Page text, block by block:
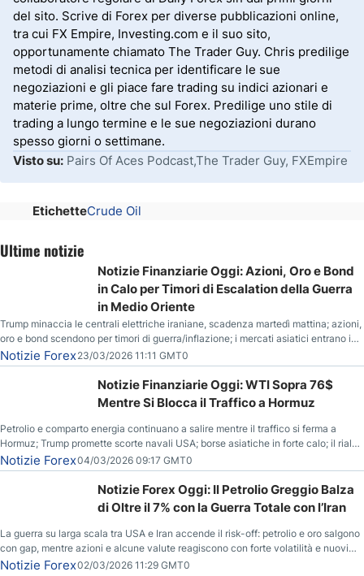
del sito. Scrive di Forex per diverse pubblicazioni online,
tra cui FX Empire, Investing.com e il suo sito,
opportunamente chiamato The Trader Guy. Chris predilige
metodi di analisi tecnica per identificare le sue
negoziazioni e gli piace fare trading su indici azionari e
materie prime, oltre che sul Forex. Predilige uno stile di
trading a lungo termine e le sue negoziazioni durano
spesso giorni o settimane.
Visto su: Pairs Of Aces Podcast,The Trader Guy, FXEmpire
EtichetteCrude Oil
Ultime notizie
Notizie Finanziarie Oggi: Azioni, Oro e Bond
in Calo per Timori di Escalation della Guerra
in Medio Oriente
Trump minaccia le centrali elettriche iraniane, scadenza martedì mattina; azioni,
oro e bond scendono per timori di guerra/inflazione; i mercati asiatici entrano in
correzione; il petrolio greggio resta stabile.
Notizie Forex23/03/2026 11:11 GMT0
Notizie Finanziarie Oggi: WTI Sopra 76$
Mentre Si Blocca il Traffico a Hormuz
Petrolio e comparto energia continuano a salire mentre il traffico si ferma a
Hormuz; Trump promette scorte navali USA; borse asiatiche in forte calo; il rialzo
del gas naturale mette pressione all’euro.
Notizie Forex04/03/2026 09:17 GMT0
Notizie Forex Oggi: Il Petrolio Greggio Balza
di Oltre il 7% con la Guerra Totale con l’Iran
La guerra su larga scala tra USA e Iran accende il risk-off: petrolio e oro salgono
con gap, mentre azioni e alcune valute reagiscono con forte volatilità e nuovi
livelli da monitorare.
Notizie Forex02/03/2026 11:29 GMT0